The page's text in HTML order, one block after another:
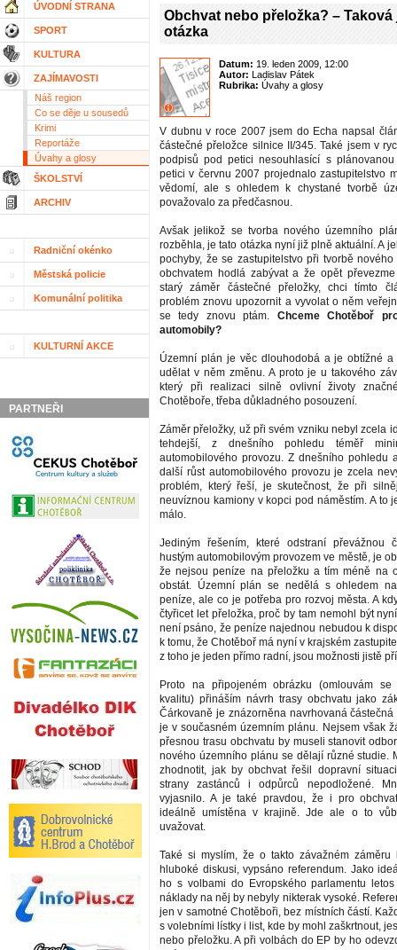
ÚVODNÍ STRANA
SPORT
KULTURA
ZAJÍMAVOSTI
Náš region
Co se děje u sousedů
Krimi
Reportáže
Úvahy a glosy
ŠKOLSTVÍ
ARCHIV
Radniční okénko
Městská policie
Komunální politika
KULTURNÍ AKCE
PARTNEŘI
Obchvat nebo přeložka? – Taková
otázka
Datum: 19. leden 2009, 12:00
Autor: Ladislav Pátek
Rubrika: Úvahy a glosy
V dubnu v roce 2007 jsem do Echa napsal
částečné přeložce silnice II/345. Také jsem v
podpisů pod petici nesouhlasící s plánovanou
petici v červnu 2007 projednalo zastupitelstvo
vědomí, ale s ohledem k chystané tvorbě
považovalo za předčasnou.
Avšak jelikož se tvorba nového územního
rozběhla, je tato otázka nyní již plně aktuální. A
pochyby, že se zastupitelstvo při tvorbě
obchvatem hodlá zabývat a že opět
starý záměr částečné přeložky, chci tímto
problém znovu upozornit a vyvolat o něm
se tedy znovu ptám. Chceme Chotěboř
automobily?
Územní plán je věc dlouhodobá a je obtížné a
udělat v něm změnu. A proto je u takového
který při realizaci silně ovlivní životy
Chotěboře, třeba důkladného posouzení.
Záměr přeložky, už při svém vzniku nebyl zcela
tehdejší, z dnešního pohledu téměř
automobilového provozu. Z dnešního pohledu
další růst automobilového provozu je zcela
problém, který řeší, je skutečnost, že při
neuvíznou kamiony v kopci pod náměstím. A to
málo.
Jediným řešením, které odstraní převážnou
hustým automobilovým provozem ve městě, je
že nejsou peníze na přeložku a tím méně na
obstát. Územní plán se nedělá s ohledem
peníze, ale co je potřeba pro rozvoj města. A
čtyřicet let přeložka, proč by tam nemohl být
není psáno, že peníze najednou nebudou k
k tomu, že Chotěboř má nyní v krajském
z toho je jeden přímo radní, jsou možnosti jistě
Proto na připojeném obrázku (omlouvám
kvalitu) přináším návrh trasy obchvatu jako
Čárkovaně je znázorněna navrhovaná
je v současném územním plánu. Nejsem však
přesnou trasu obchvatu by museli stanovit
nového územního plánu se dělají různé studie.
zhodnotit, jak by obchvat řešil dopravní
strany zastánců i odpůrců nepodložené.
vyjasnilo. A je také pravdou, že i pro
ideálně umístěna v krajině. Jde ale o to
uvažovat.
Také si myslím, že o takto závažném
hluboké diskusi, vypsáno referendum. Jako
ho s volbami do Evropského parlamentu
náklady na něj by nebyly nikterak vysoké.
jen v samotné Chotěboři, bez místních částí.
s volebními lístky i list, kde by mohl zaškrtnout,
nebo přeložku. A při volbách do EP by ho